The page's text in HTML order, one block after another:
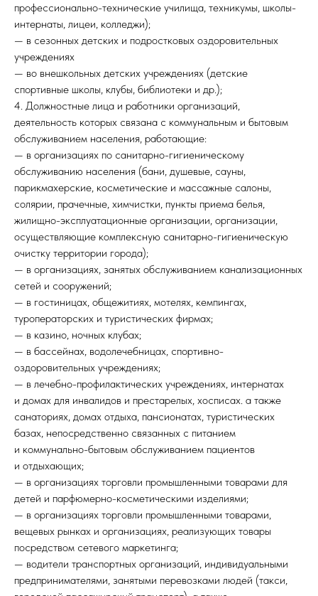
профессионально-технические училища, техникумы, школы-
интернаты, лицеи, колледжи);
— в сезонных детских и подростковых оздоровительных
учреждениях
— во внешкольных детских учреждениях (детские
спортивные школы, клубы, библиотеки и др.);
4. Должностные лица и работники организаций,
деятельность которых связана с коммунальным и бытовым
обслуживанием населения, работающие:
— в организациях по санитарно-гигиеническому
обслуживанию населения (бани, душевые, сауны,
парикмахерские, косметические и массажные салоны,
солярии, прачечные, химчистки, пункты приема белья,
жилищно-эксплуатационные организации, организации,
осуществляющие комплексную санитарно-гигиеническую
очистку территории города);
— в организациях, занятых обслуживанием канализационных
сетей и сооружений;
— в гостиницах, общежитиях, мотелях, кемпингах,
туроператорских и туристических фирмах;
— в казино, ночных клубах;
— в бассейнах, водолечебницах, спортивно-
оздоровительных учреждениях;
— в лечебно-профилактических учреждениях, интернатах
и домах для инвалидов и престарелых, хосписах. а также
санаториях, домах отдыха, пансионатах, туристических
базах, непосредственно связанных с питанием
и коммунально-бытовым обслуживанием пациентов
и отдыхающих;
— в организациях торговли промышленными товарами для
детей и парфюмерно-косметическими изделиями;
— в организациях торговли промышленными товарами,
вещевых рынках и организациях, реализующих товары
посредством сетевого маркетинга;
— водители транспортных организаций, индивидуальными
предпринимателями, занятыми перевозками людей (такси,